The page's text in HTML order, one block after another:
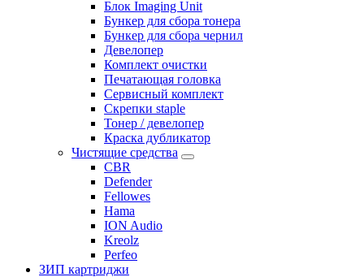
Блок Imaging Unit
Бункер для сбора тонера
Бункер для сбора чернил
Девелопер
Комплект очистки
Печатающая головка
Сервисный комплект
Скрепки staple
Тонер / девелопер
Краска дубликатор
Чистящие средства
CBR
Defender
Fellowes
Hama
ION Audio
Kreolz
Perfeo
ЗИП картриджи